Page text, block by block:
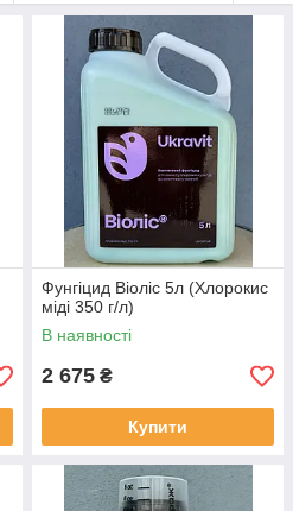
Фунгіцид Віоліс 5л (Хлорокис
міді 350 г/л)
В наявності
2 675 ₴
Купити